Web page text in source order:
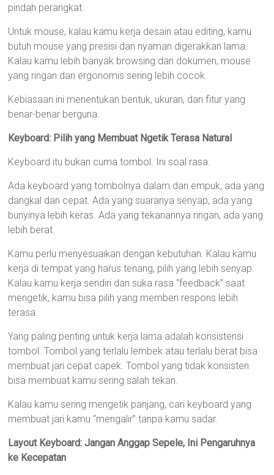
pindah perangkat.
Untuk mouse, kalau kamu kerja desain atau editing, kamu
butuh mouse yang presisi dan nyaman digerakkan lama.
Kalau kamu lebih banyak browsing dan dokumen, mouse
yang ringan dan ergonomis sering lebih cocok.
Kebiasaan ini menentukan bentuk, ukuran, dan fitur yang
benar-benar berguna.
Keyboard: Pilih yang Membuat Ngetik Terasa Natural
Keyboard itu bukan cuma tombol. Ini soal rasa.
Ada keyboard yang tombolnya dalam dan empuk, ada yang
dangkal dan cepat. Ada yang suaranya senyap, ada yang
bunyinya lebih keras. Ada yang tekanannya ringan, ada yang
lebih berat.
Kamu perlu menyesuaikan dengan kebutuhan. Kalau kamu
kerja di tempat yang harus tenang, pilih yang lebih senyap.
Kalau kamu kerja sendiri dan suka rasa “feedback” saat
mengetik, kamu bisa pilih yang memberi respons lebih
terasa.
Yang paling penting untuk kerja lama adalah konsistensi
tombol. Tombol yang terlalu lembek atau terlalu berat bisa
membuat jari cepat capek. Tombol yang tidak konsisten
bisa membuat kamu sering salah tekan.
Kalau kamu sering mengetik panjang, cari keyboard yang
membuat jari kamu “mengalir” tanpa kamu sadar.
Layout Keyboard: Jangan Anggap Sepele, Ini Pengaruhnya
ke Kecepatan